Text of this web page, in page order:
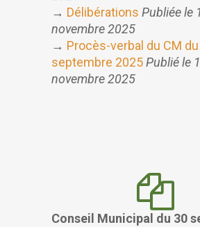
→ Délibérations Publiée le
novembre 2025
→ Procès-verbal du CM
septembre 2025Publié le
novembre 2025
Conseil Municipal du 30